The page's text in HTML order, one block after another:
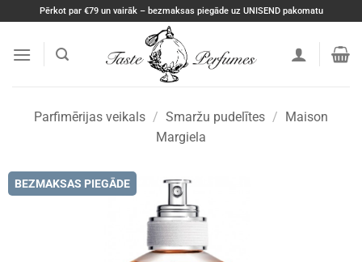
content
Pērkot par €79 un vairāk – bezmaksas piegāde uz UNISEND pakomatu
Parfimērijas veikals / Smaržu pudelītes / Maison
Margiela
BEZMAKSAS PIEGĀDE